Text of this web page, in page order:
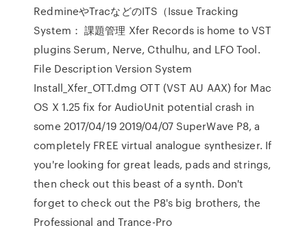
RedmineやTracなどのITS（Issue Tracking
System： 課題管理 Xfer Records is home to VST
plugins Serum, Nerve, Cthulhu, and LFO Tool.
File Description Version System
Install_Xfer_OTT.dmg OTT (VST AU AAX) for Mac
OS X 1.25 fix for AudioUnit potential crash in
some 2017/04/19 2019/04/07 SuperWave P8, a
completely FREE virtual analogue synthesizer. If
you're looking for great leads, pads and strings,
then check out this beast of a synth. Don't
forget to check out the P8's big brothers, the
Professional and Trance-Pro